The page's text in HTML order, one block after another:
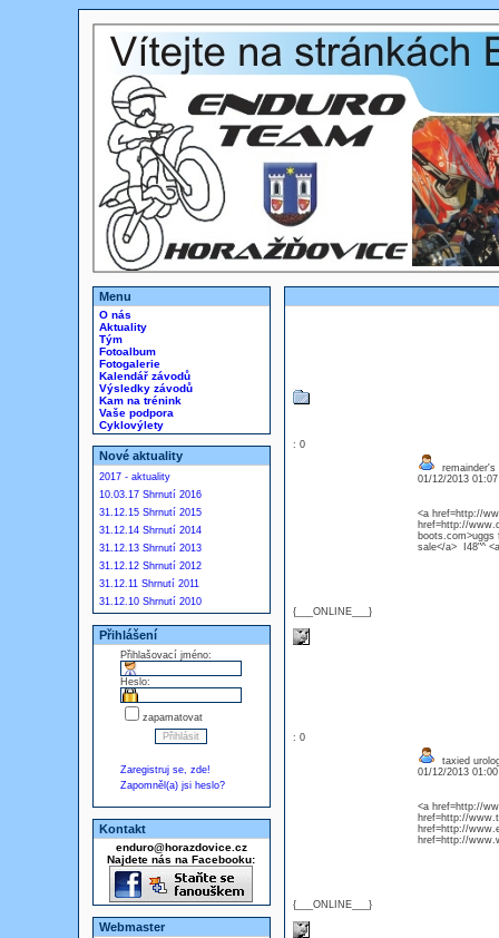
Menu
O nás
Aktuality
Tým
Fotoalbum
Fotogalerie
Kalendář závodů
Výsledky závodů
Kam na trénink
Vaše podpora
Cyklovýlety
Nové aktuality
2017 - aktuality
10.03.17 Shrnutí 2016
31.12.15 Shrnutí 2015
31.12.14 Shrnutí 2014
31.12.13 Shrnutí 2013
31.12.12 Shrnutí 2012
31.12.11 Shrnutí 2011
31.12.10 Shrnutí 2010
Přihlášení
Přihlašovací jméno:
Heslo:
zapamatovat
Zaregistruj se, zde!
Zapomněl(a) jsi heslo?
Kontakt
enduro@horazdovice.cz
Najdete nás na Facebooku:
Webmaster
: 0
{___ONLINE___}
remainder's
01/12/2013
<a href=http://
href=http://
sale</a> I48"^
: 0
{___ONLINE___}
taxied
01/12/2013
<a href=http://
href=http://
href=http://
href=http://